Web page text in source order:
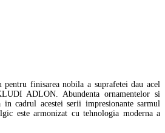
finisarea nobila a suprafetei dau acel
ADLON. Abundenta ornamentelor si
in cadrul acestei serii impresionante sarmul
este armonizat cu tehnologia moderna a